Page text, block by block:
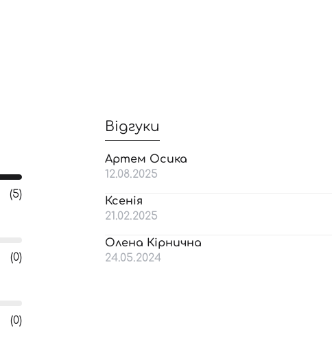
(5)
(0)
(0)
Відгуки
Артем Осика
12.08.2025
Ксенія
21.02.2025
Олена Кірнична
24.05.2024